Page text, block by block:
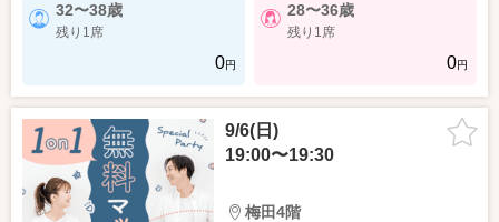
32〜38歳
残り1席
0円
28〜36歳
残り1席
0円
9/6(日)
19:00〜19:30
梅田4階